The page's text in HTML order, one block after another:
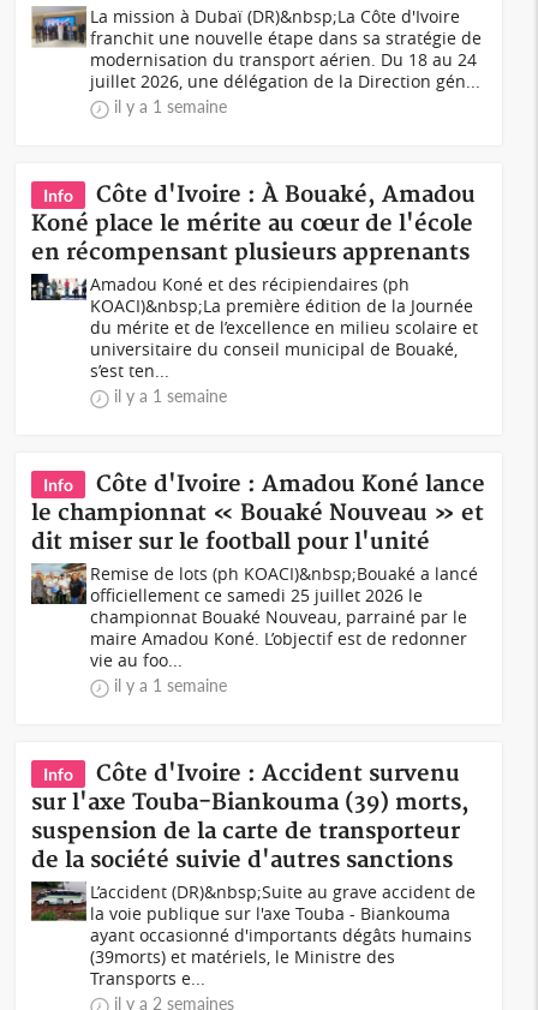
La mission à Dubaï (DR)&nbsp;La Côte d'Ivoire
franchit une nouvelle étape dans sa stratégie de
modernisation du transport aérien. Du 18 au 24
juillet 2026, une délégation de la Direction gén...
il y a 1 semaine
Info
Côte d'Ivoire : À Bouaké, Amadou
Koné place le mérite au cœur de l'école
en récompensant plusieurs apprenants
Amadou Koné et des récipiendaires (ph
KOACI)&nbsp;La première édition de la Journée
du mérite et de l’excellence en milieu scolaire et
universitaire du conseil municipal de Bouaké,
s’est ten...
il y a 1 semaine
Info
Côte d'Ivoire : Amadou Koné lance
le championnat « Bouaké Nouveau » et
dit miser sur le football pour l'unité
Remise de lots (ph KOACI)&nbsp;Bouaké a lancé
officiellement ce samedi 25 juillet 2026 le
championnat Bouaké Nouveau, parrainé par le
maire Amadou Koné. L’objectif est de redonner
vie au foo...
il y a 1 semaine
Info
Côte d'Ivoire : Accident survenu
sur l'axe Touba-Biankouma (39) morts,
suspension de la carte de transporteur
de la société suivie d'autres sanctions
L’accident (DR)&nbsp;Suite au grave accident de
la voie publique sur l'axe Touba - Biankouma
ayant occasionné d'importants dégâts humains
(39morts) et matériels, le Ministre des
Transports e...
il y a 2 semaines